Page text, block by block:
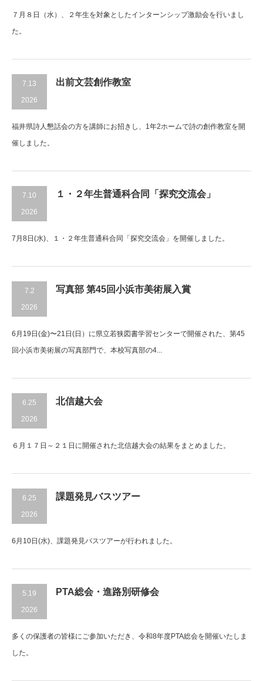
７月８日（水）、２年生を対象としたインターンシップ激励会を行いまし
た。
7.13
2026
出前文芸創作教室
福井県詩人懇話会の方を講師にお招きし、1年2ホームで詩の創作教室を開
催しました。
7.10
2026
１・２年生普通科合同「探究交流会」
7月8日(水)、１・２年生普通科合同「探究交流会」を開催しました。
7.2
2026
写真部 第45回小浜市美術展入賞
6月19日(金)〜21日(日）に県立若狭図書学習センターで開催された、第45
回小浜市美術展の写真部門で、本校写真部の4...
6.25
2026
北信越大会
６月１７日～２１日に開催された北信越大会の結果をまとめました。
6.25
2026
課題発見バスツアー
6月10日(水)、課題発見バスツアーが行われました。
5.19
2026
PTA総会・進路別研修会
多くの保護者の皆様にご参加いただき、令和8年度PTA総会を開催いたしま
した。